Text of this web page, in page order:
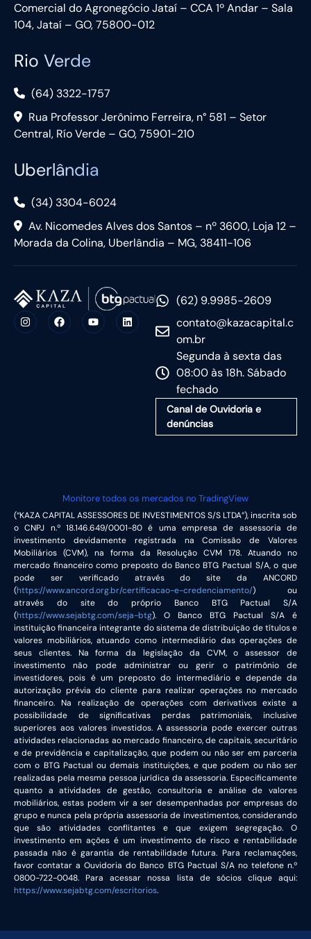
Comercial do Agronegócio Jataí – CCA 1º Andar – Sala
104, Jataí – GO, 75800-012
Rio Verde
(64) 3322-1757
Rua Professor Jerônimo Ferreira, n° 581 – Setor
Central, Río Verde – GO, 75901-210
Uberlândia
(34) 3304-6024
Av. Nicomedes Alves dos Santos – nº 3600, Loja 12 –
Morada da Colina, Uberlândia – MG, 38411-106
(62) 9.9985-2609
contato@kazacapital.c
om.br
Segunda à sexta das
08:00 às 18h. Sábado
fechado
Canal de Ouvidoria e
denúncias
Monitore todos os mercados no TradingView
(“KAZA CAPITAL ASSESSORES DE INVESTIMENTOS S/S LTDA”), inscrita sob
o CNPJ n.º 18.146.649/0001-80 é uma empresa de assessoria de
investimento devidamente registrada na Comissão de Valores
Mobiliários (CVM), na forma da Resolução CVM 178. Atuando no
mercado financeiro como preposto do Banco BTG Pactual S/A, o que
pode ser verificado através do site da ANCORD
(https://www.ancord.org.br/certificacao-e-credenciamento/) ou
através do site do próprio Banco BTG Pactual S/A
(https://www.sejabtg.com/seja-btg). O Banco BTG Pactual S/A é
instituição financeira integrante do sistema de distribuição de títulos e
valores mobiliários, atuando como intermediário das operações de
seus clientes. Na forma da legislação da CVM, o assessor de
investimento não pode administrar ou gerir o patrimônio de
investidores, pois é um preposto do intermediário e depende da
autorização prévia do cliente para realizar operações no mercado
financeiro. Na realização de operações com derivativos existe a
possibilidade de significativas perdas patrimoniais, inclusive
superiores aos valores investidos. A assessoria pode exercer outras
atividades relacionadas ao mercado financeiro, de capitais, securitário
e de previdência e capitalização, que podem ou não ser em parceria
com o BTG Pactual ou demais instituições, e que podem ou não ser
realizadas pela mesma pessoa jurídica da assessoria. Especificamente
quanto a atividades de gestão, consultoria e análise de valores
mobiliários, estas podem vir a ser desempenhadas por empresas do
grupo e nunca pela própria assessoria de investimentos, considerando
que são atividades conflitantes e que exigem segregação. O
investimento em ações é um investimento de risco e rentabilidade
passada não é garantia de rentabilidade futura. Para reclamações,
favor contatar a Ouvidoria do Banco BTG Pactual S/A no telefone n.º
0800-722-0048. Para acessar nossa lista de sócios clique aqui:
https://www.sejabtg.com/escritorios.